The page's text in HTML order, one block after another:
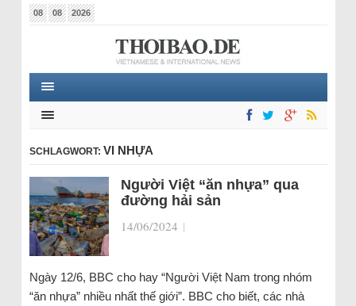
08 08 2026
SCHLAGWORT: VI NHỰA
Người Việt “ăn nhựa” qua
đường hải sản
14/06/2024 |
Ngày 12/6, BBC cho hay “Người Việt Nam trong nhóm
“ăn nhựa” nhiều nhất thế giới”. BBC cho biết, các nhà